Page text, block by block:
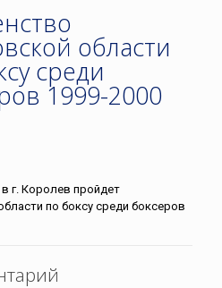
области
среди
1999-2000
г. Королев пройдет
по боксу среди боксеров